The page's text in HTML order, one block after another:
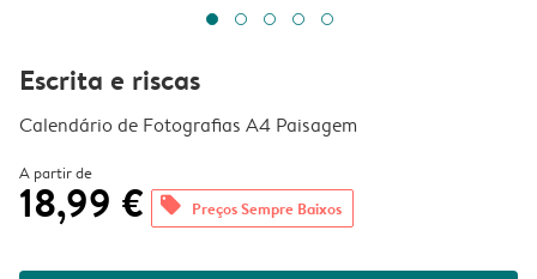
Escrita e riscas
Calendário de Fotografias A4 Paisagem
A partir de
18,99 € offers Preços Sempre Baixos